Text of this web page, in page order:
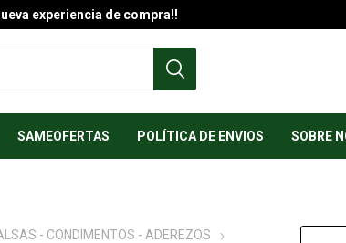
experiencia de compra!!
SAMEOFERTAS POLÍTICA DE ENVIOS SOBRE
- CONDIMENTOS - ADEREZOS